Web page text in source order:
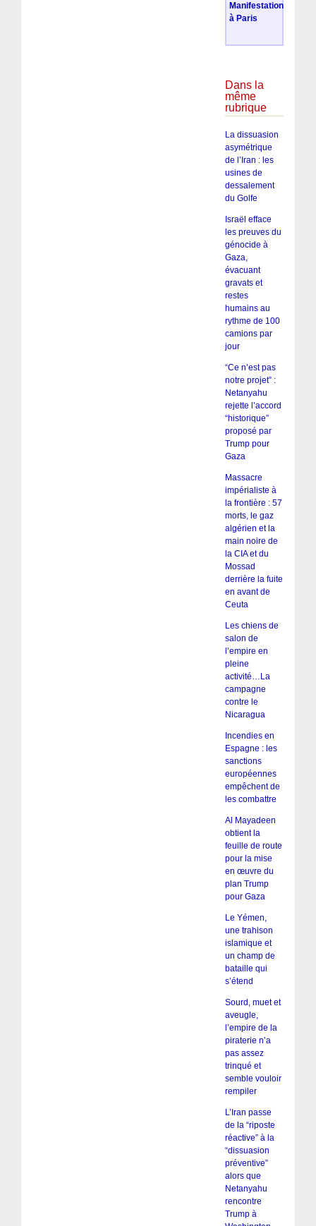
Manifestation
à Paris
Dans la
même
rubrique
La dissuasion
asymétrique
de l’Iran : les
usines de
dessalement
du Golfe
Israël efface
les preuves du
génocide à
Gaza,
évacuant
gravats et
restes
humains au
rythme de 100
camions par
jour
“Ce n’est pas
notre projet” :
Netanyahu
rejette l’accord
“historique”
proposé par
Trump pour
Gaza
Massacre
impérialiste à
la frontière : 57
morts, le gaz
algérien et la
main noire de
la CIA et du
Mossad
derrière la fuite
en avant de
Ceuta
Les chiens de
salon de
l’empire en
pleine
activité…La
campagne
contre le
Nicaragua
Incendies en
Espagne : les
sanctions
européennes
empêchent de
les combattre
Al Mayadeen
obtient la
feuille de route
pour la mise
en œuvre du
plan Trump
pour Gaza
Le Yémen,
une trahison
islamique et
un champ de
bataille qui
s’étend
Sourd, muet et
aveugle,
l’empire de la
piraterie n’a
pas assez
trinqué et
semble vouloir
rempiler
L’Iran passe
de la “riposte
réactive” à la
“dissuasion
préventive”
alors que
Netanyahu
rencontre
Trump à